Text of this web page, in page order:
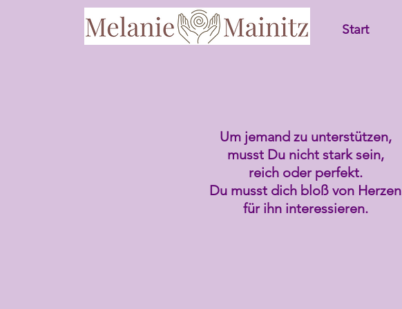
Start
Um jemand zu unterstützen,
musst Du nicht stark sein,
reich oder perfekt.
Du musst dich bloß von Herzen
für ihn interessieren.